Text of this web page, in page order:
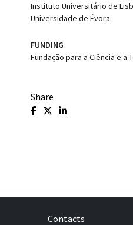
Instituto Universitário de
Universidade de Évora.
FUNDING
Fundação para a Ciência e a
Share
Contacts